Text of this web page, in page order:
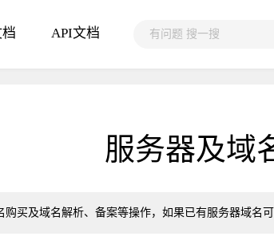
API文档
服务器及域
购买及域名解析、备案等操作，如果已有服务器域名